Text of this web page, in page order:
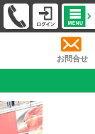
お問合せ